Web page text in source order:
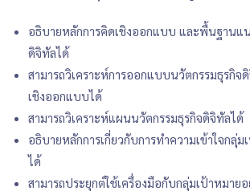
อธิบายหลักการคิดเชิงออกแบบ และพื้นฐานแ
ดิจิทัลได้
สามารถวิเคราะห์การออกแบบนวัตกรรมธุรกิจ
เชิงออกแบบได้
สามารถวิเคราะห์แผนนวัตกรรมธุรกิจดิจิทัลได้
อธิบายหลักการเกี่ยวกับการทำความเข้าใจกลุ่ม
ได้
สามารถประยุกต์ใช้เครื่องมือกับกลุ่มเป้าหมาย